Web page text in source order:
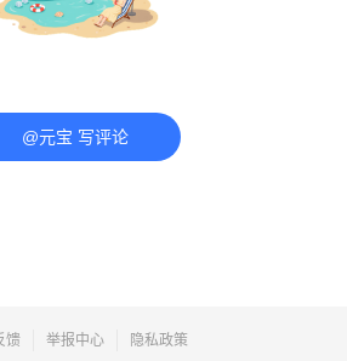
@元宝 写评论
馈 举报中心 隐私政策